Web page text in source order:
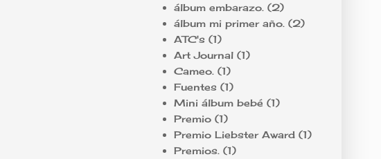
álbum embarazo. (2)
álbum mi primer año. (2)
ATC's (1)
Art Journal (1)
Cameo. (1)
Fuentes (1)
Mini álbum bebé (1)
Premio (1)
Premio Liebster Award (1)
Premios. (1)